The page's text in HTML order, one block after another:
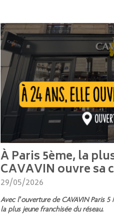
À Paris 5ème, la
CAVAVIN ouvre sa
29/05/2026
Avec l’ouverture de CAVAVIN Paris
la plus jeune franchisée du réseau.